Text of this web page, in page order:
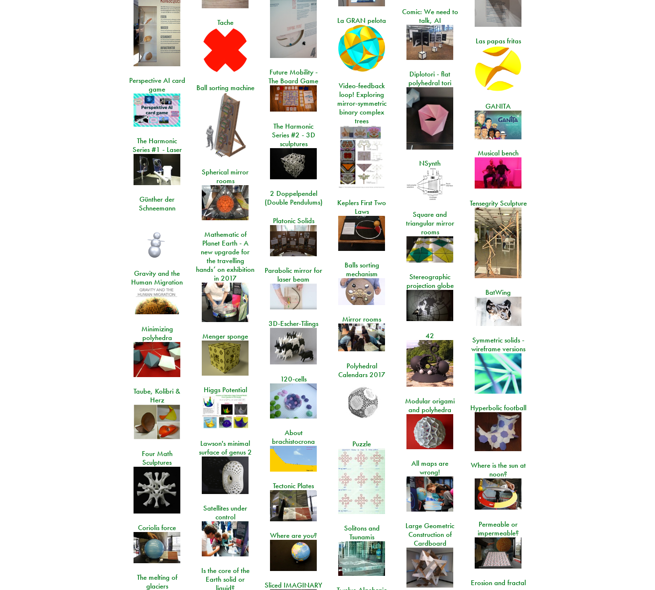
Comic: We need to
talk, AI
La GRAN pelota
Tache
Las papas fritas
Future Mobility -
The Board Game
Diplotori - flat
polyhedral tori
Perspective AI card
game
Video-feedback
loop! Exploring
mirror-symmetric
binary complex
trees
Ball sorting machine
GANITA
The Harmonic
Series #2 - 3D
sculptures
The Harmonic
Series #1 - Laser
Musical bench
NSynth
Spherical mirror
rooms
2 Doppelpendel
(Double Pendulums)
Günther der
Schneemann
Keplers First Two
Laws
Tensegrity Sculpture
Square and
triangular mirror
rooms
Platonic Solids
Mathematic of
Planet Earth - A
new upgrade for
the travelling
hands’ on exhibition
in 2017
Balls sorting
mechanism
Parabolic mirror for
laser beam
Gravity and the
Human Migration
Stereographic
projection globe
BatWing
Mirror rooms
3D-Escher-Tilings
Minimizing
polyhedra
42
Menger sponge
Symmetric solids -
wireframe versions
Polyhedral
Calendars 2017
120-cells
Higgs Potential
Taube, Kolibri &
Herz
Modular origami
and polyhedra
Hyperbolic football
About
brachistocrona
Lawson's minimal
surface of genus 2
Puzzle
Four Math
Sculptures
All maps are
wrong!
Where is the sun at
noon?
Tectonic Plates
Satellites under
control
Permeable or
impermeable?
Large Geometric
Construction of
Cardboard
Coriolis force
Solitons and
Tsunamis
Where are you?
Is the core of the
Earth solid or
liquid?
The melting of
glaciers
Erosion and fractal
Sliced IMAGINARY